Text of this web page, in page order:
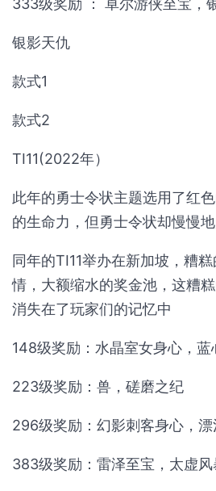
333级奖励 ： 卓尔游侠至宝，
银影天仇
款式1
款式2
TI11(2022年）
此年的勇士令状主题选用了红
的生命力，但勇士令状却慢慢地
同年的TI11举办在新加坡，糟
情，大额缩水的奖金池，这糟
消失在了玩家们的记忆中
148级奖励：水晶室女身心，蓝
223级奖励：兽，磋磨之纪
296级奖励：幻影刺客身心，漂
383级奖励：雷泽至宝，太虚风